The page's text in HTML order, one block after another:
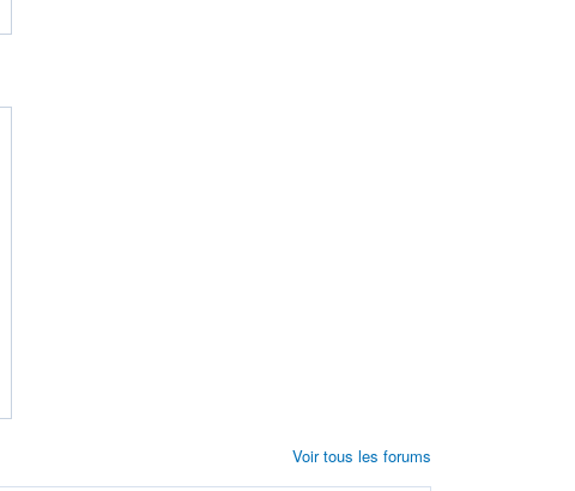
Voir tous les forums